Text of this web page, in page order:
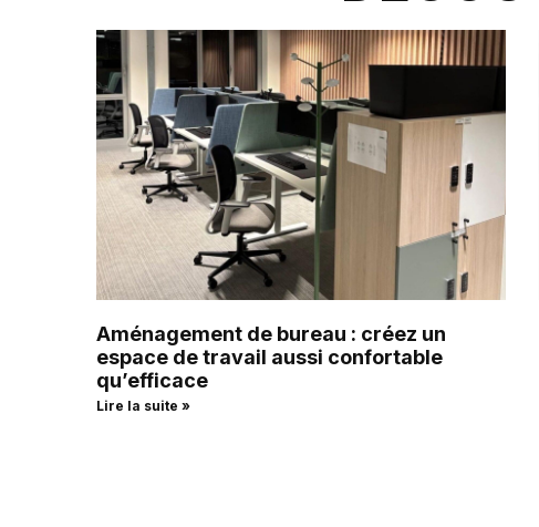
Aménagement de bureau : créez un
espace de travail aussi confortable
qu’efficace
Lire la suite »